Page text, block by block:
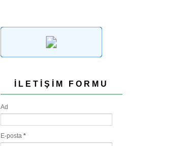
İLETIŞIM FORMU
Ad
E-posta *